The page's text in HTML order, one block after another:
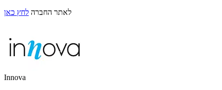
לאתר החברה לחץ כאן
Innova